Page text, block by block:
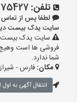
تلفن:
لطفا پس از تماس
سایت یدک بیست دیده ام و
سایت یدک
فروشی ها است
شما ندارد.
مکان: فارس - شیراز
انتقال آگهی به